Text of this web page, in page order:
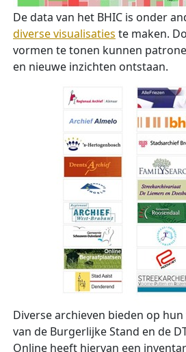
De data van het BHIC is onder
diverse visualisaties te maken.
vormen te tonen kunnen
en nieuwe inzichten ontstaan.
Diverse archieven bieden op
van de Burgerlijke Stand en de
Online heeft hiervan een